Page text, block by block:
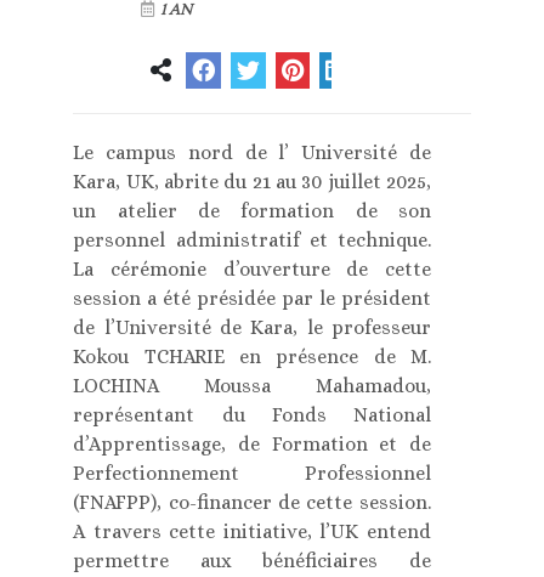
1 AN
Le campus nord de l’ Université de
Kara, UK, abrite du 21 au 30 juillet 2025,
un atelier de formation de son
personnel administratif et technique.
La cérémonie d’ouverture de cette
session a été présidée par le président
de l’Université de Kara, le professeur
Kokou TCHARIE en présence de M.
LOCHINA Moussa Mahamadou,
représentant du Fonds National
d’Apprentissage, de Formation et de
Perfectionnement Professionnel
(FNAFPP), co-financer de cette session.
A travers cette initiative, l’UK entend
permettre aux bénéficiaires de